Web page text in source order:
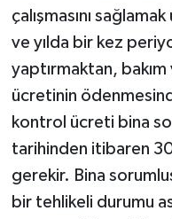
çalışmasını
ve yılda bir kez
yaptırmaktan,
ücretinin
kontrol ücreti bina
tarihinden itibaren
gerekir. Bina
bir tehlikeli durumu